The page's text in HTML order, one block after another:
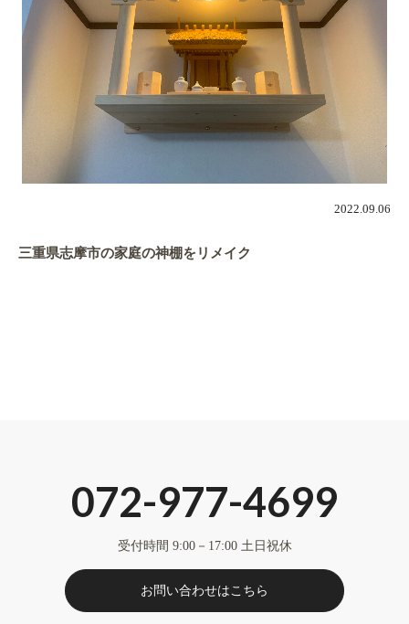
2022.09.06
三重県志摩市の家庭の神棚をリメイク
072-977-4699
受付時間 9:00－17:00 土日祝休
お問い合わせはこちら